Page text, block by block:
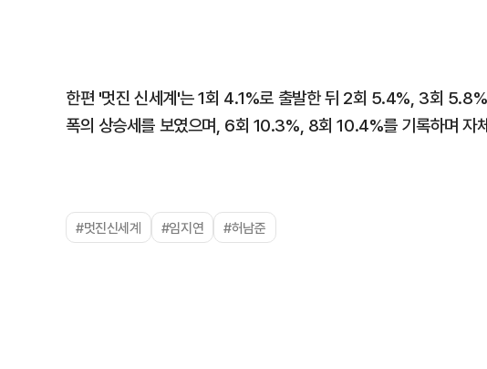
한편 '멋진 신세계'는 1회 4.1%로 출발한 뒤 2회 5.4%, 3회
폭의 상승세를 보였으며, 6회 10.3%, 8회 10.4%를 기록하며 자
#멋진신세계 #임지연 #허남준